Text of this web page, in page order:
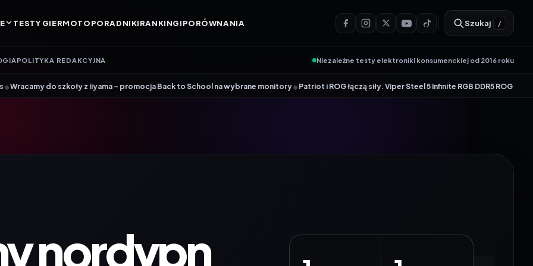
TESTY GIERMOTOPORADNIKIRANKINGIPORÓWNANIA Szukaj /
POLITYKA REDAKCYJNA Niezależne testy elektroniki konsumenckiej od 2016 roku
do szkoły z iiyama – promocja Back to School na wybrane monitory•Patriot i ROG łączą siły. Viper Steel 5 Infinite RGB DDR5 ROG Edition
nordvpn